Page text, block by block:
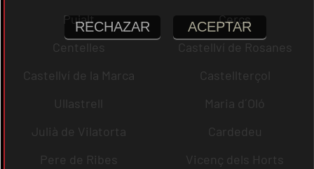
Pujalt
Cercs
Centelles
Castellví de Rosanes
Castellví de la Marca
Castellterçol
Ullastrell
Maria d´Oló
Julià de Vilatorta
Cardedeu
Pere de Ribes
Vicenç dels Horts
RECHAZAR ACEPTAR